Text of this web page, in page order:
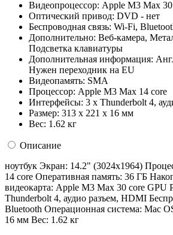
Видеопроцессор: Apple M3 Max
Оптический привод: DVD - нет
Беспроводная связь: Wi-Fi,
Дополнительно: Веб-камера,
Подсветка клавиатуры
Дополнительная информация:
Нужен переходник на EU
Видеопамять: SMA
Процессор: Apple M3 Max 14 core
Интерфейсы: 3 x Thunderbolt 4,
Размер: 313 x 221 x 16 мм
Вес: 1.62 кг
Описание
ноутбук Экран: 14.2" (3024x1964)
14 core Оперативная память: 36 ГБ
видеокарта: Apple M3 Max 30 core GPU
Thunderbolt 4, аудио разъем, HDMI
Bluetooth Операционная система: Mac
16 мм Вес: 1.62 кг